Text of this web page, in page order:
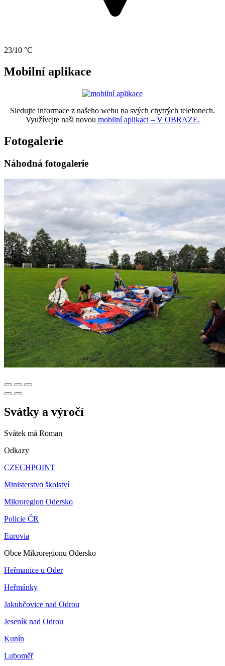
23/10 °C
Mobilní aplikace
Sledujte informace z našeho webu na svých chytrých telefonech.
Využívejte naši novou mobilní aplikaci – V OBRAZE.
Fotogalerie
Náhodná fotogalerie
Svátky a výročí
Svátek má Roman
Odkazy
CZECHPOINT
Ministerstvo školství
Mikroregion Odersko
Policie ČR
Eurovia
Obce Mikroregionu Odersko
Heřmanice u Oder
Heřmánky
Jakubčovice nad Odrou
Jeseník nad Odrou
Kunín
Luboměř